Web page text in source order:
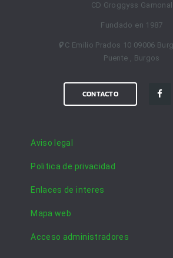
CD Groggyss Gamonal
Fundado en 1987
C Emilio Prados 10 09006
Puente , Burgos
CONTACTO
Aviso legal
Politica de privacidad
Enlaces de interes
Mapa web
Acceso administradores